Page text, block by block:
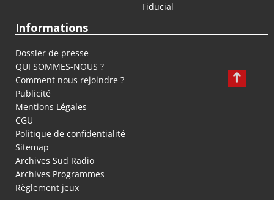
Fiducial
Informations
Dossier de presse
QUI SOMMES-NOUS ?
Comment nous rejoindre ?
Publicité
Mentions Légales
CGU
Politique de confidentialité
Sitemap
Archives Sud Radio
Archives Programmes
Règlement jeux